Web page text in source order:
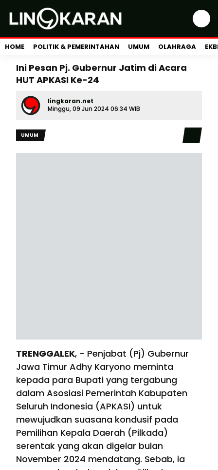
HOME POLITIK & PEMERINTAHAN UMUM OLAHRAGA
Ini Pesan Pj. Gubernur Jatim di Acara
HUT APKASI Ke-24
lingkaran.net
Minggu, 09 Jun 2024 06:34 WIB
UMUM
TRENGGALEK, - Penjabat (Pj) Gubernur
Jawa Timur Adhy Karyono meminta
kepada para Bupati yang tergabung
dalam Asosiasi Pemerintah Kabupaten
Seluruh Indonesia (APKASI) untuk
mewujudkan suasana kondusif pada
Pemilihan Kepala Daerah (Pilkada)
serentak yang akan digelar bulan
November 2024 mendatang. Sebab, ia